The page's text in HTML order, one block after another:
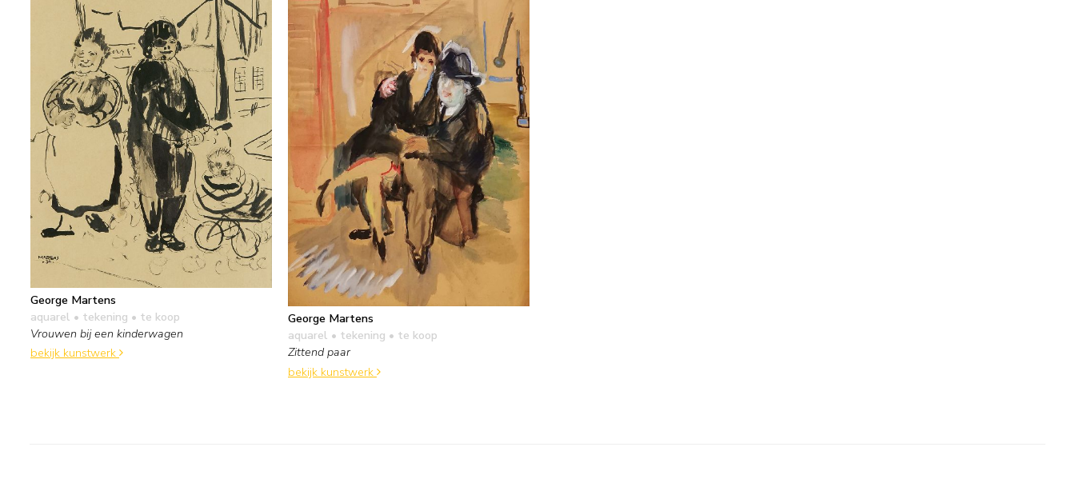
George Martens
aquarel • tekening • te koop
Vrouwen bij een kinderwagen
bekijk kunstwerk
George Martens
aquarel • tekening • te koop
Zittend paar
bekijk kunstwerk